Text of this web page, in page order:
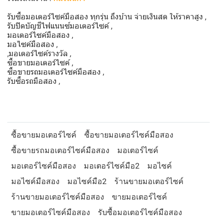
รับซื้อมอเตอร์ไซค์มือสอง ทุกรุ่น ถึงบ้าน จ่ายเงินสด ให้ราคาสูง ,
รับปิดบัญชีไฟแนนซ์มอเตอร์ไซค์ ,
มอเตอร์ไซค์มือสอง ,
มอไซค์มือสอง ,
,มอเตอร์ไซค์รางวัล ,
ซื้อขายมอเตอร์ไซค์ ,
ซื้อขายรถมอเตอร์ไซค์มือสอง ,
รับซื้อรถมือสอง ,
ซื้อขายมอเตอร์ไซค์
ซื้อขายมอเตอร์ไซค์มือสอง
ซื้อขายรถมอเตอร์ไซค์มือสอง
มอเตอร์ไซค์
มอเตอร์ไซค์มือสอง
มอเตอร์ไซค์มือ2
มอไซค์
มอไซค์มือสอง
มอไซค์มือ2
ร้านขายมอเตอร์ไซค์
ร้านขายมอเตอร์ไซค์มือสอง
ขายมอเตอร์ไซค์
ขายมอเตอร์ไซค์มือสอง
รับซื้อมอเตอร์ไซค์มือสอง